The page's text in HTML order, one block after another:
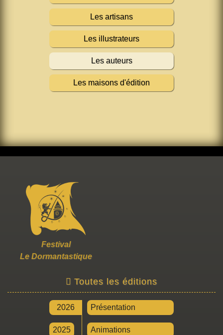
Les artisans
Les illustrateurs
Les auteurs
Les maisons d'édition
Festival
Le Dormantastique
Toutes les éditions
2026
2025
Présentation
Animations